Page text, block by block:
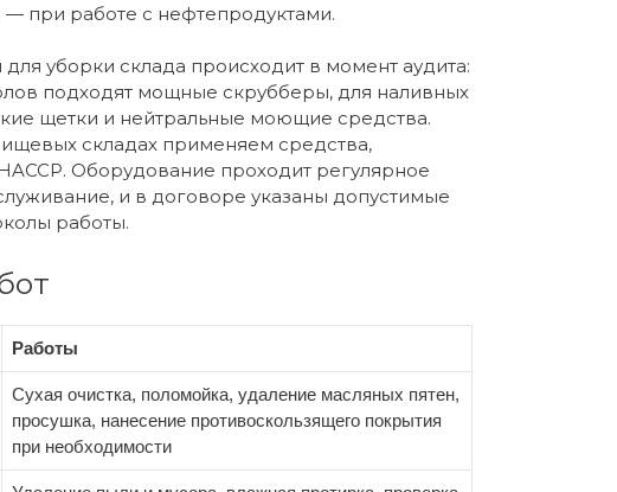
— при работе с нефтепродуктами.
уборки склада происходит в момент аудита:
подходят мощные скрубберы, для наливных
щетки и нейтральные моющие средства.
складах применяем средства,
Оборудование проходит регулярное
и в договоре указаны допустимые
работы.
Работы
Сухая очистка, поломойка, удаление масляных пятен,
просушка, нанесение противоскользящего покрытия
при необходимости